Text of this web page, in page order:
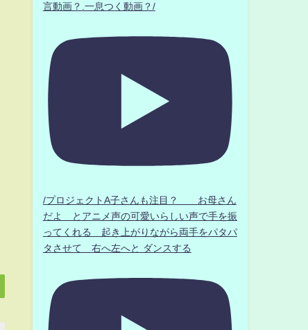
言動画？.一息つく動画？/
/プロジェクトA子さんも注目？ お母さん
だよ とアニメ声の可愛いらしい声で手を振
ってくれる 起き上がりながら両手をパタパ
タさせて 右へ左へと ダンスする